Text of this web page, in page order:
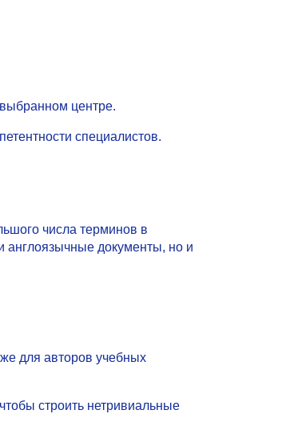
центре.
специалистов.
числа терминов в
англоязычные документы, но и
для авторов учебных
строить нетривиальные